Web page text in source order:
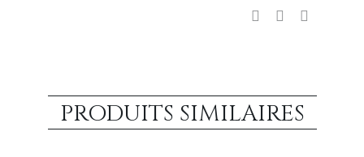
PRODUITS SIMILAIRES